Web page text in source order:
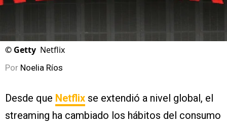
© Getty Netflix
Por Noelia Ríos
Desde que Netflix se extendió a nivel global, el
streaming ha cambiado los hábitos del consumo